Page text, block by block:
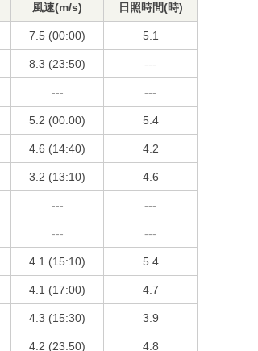
風速(m/s)
日照時間(時)
7.5 (00:00) 5.1
8.3 (23:50) ---
--- ---
5.2 (00:00) 5.4
4.6 (14:40) 4.2
3.2 (13:10) 4.6
--- ---
--- ---
4.1 (15:10) 5.4
4.1 (17:00) 4.7
4.3 (15:30) 3.9
4.2 (23:50) 4.8